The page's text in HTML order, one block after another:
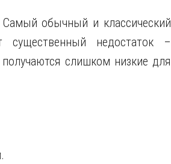
обычный и классический
недостаток –
слишком низкие для